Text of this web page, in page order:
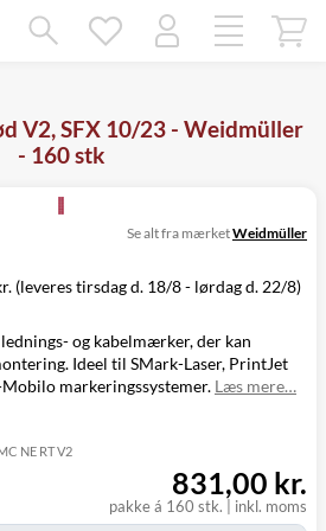
V2, SFX 10/23 - Weidmüller
- 160 stk
(leveres tirsdag d. 18/8 - lørdag d. 22/8)
Leveres
kr.
Tirsdag d. 18/8
- lørdag d. 22/8
mandag d. 24/8
mandag d. 24/8
Se alt fra mærketWeidmüller
og kabelmærker, der kan
Ideel til SMark-Laser, PrintJet
markeringssystemer. Læs mere…
NE RT V2
pakke á 160 stk. inkl. moms
831,00 kr.